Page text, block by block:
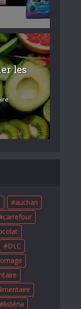
les
auchan
carrefour
DLC
listéria